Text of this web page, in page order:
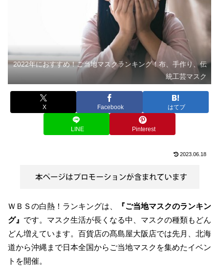
2022年におすすめ！ご当地マスクランキング！布、手作り、伝
統工芸マスク
X Facebook はてブ
LINE Pinterest
2023.06.18
ＷＢＳの白熱！ランキングは、
『ご当地マスクのランキン
グ』 です。マスク生活が長くなる中、マスクの種類もどん
どん増えています。百貨店の髙島屋大阪店では先月、北海
道から沖縄まで日本全国からご当地マスクを集めたイベン
トを開催。